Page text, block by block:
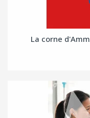
La corne